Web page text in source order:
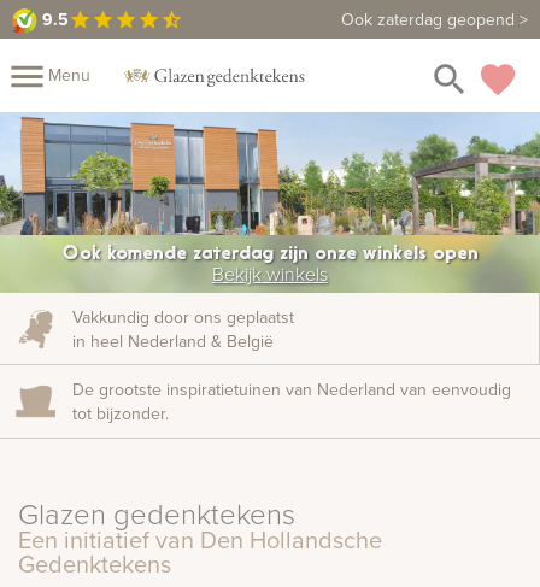
9.5star star star star star_half Ook zaterdag geopend >
9.5 Maak een vrijblijvende afspraak
menu Menu favorite
Mijn
Fotomap
search
close
Assortiment
Fotoboek
Informatie
Prijzen
Over
ons
Winkels Contact
Bekijk
ook:
Ook komende zaterdag zijn onze winkels open
Bekijk winkels
Vakkundig door ons geplaatst
in heel Nederland & België
De grootste inspiratietuinen van Nederland van eenvoudig
tot bijzonder.
Glazen gedenktekens
Een initiatief van Den Hollandsche
Gedenktekens